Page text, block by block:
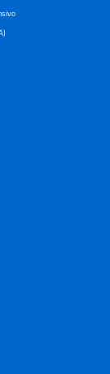
iniziale della scuola